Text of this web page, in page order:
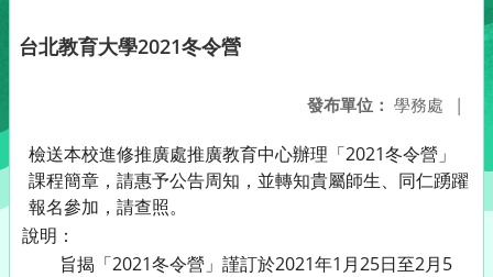
台北教育大學2021冬令營
發布單位： 學務處 |
檢送本校進修推廣處推廣教育中心辦理「2021冬令營」
課程簡章，請惠予公告周知，並轉知貴屬師生、同仁踴躍
報名參加，請查照。
說明：
旨揭「2021冬令營」謹訂於2021年1月25日至2月5